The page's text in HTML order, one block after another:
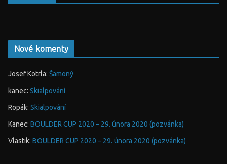
Nové komenty
Josef Kotrla: Šamoný
kanec: Skialpování
Ropák: Skialpování
Kanec: BOULDER CUP 2020 – 29. února 2020 (pozvánka)
Vlastik: BOULDER CUP 2020 – 29. února 2020 (pozvánka)